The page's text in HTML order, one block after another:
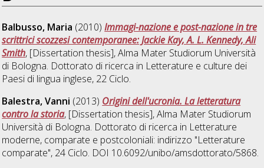
Balbusso, Maria (2010)Immagi-nazione e post-nazione in tre
scrittrici scozzesi contemporanee: Jackie Kay, A. L. Kennedy, Ali
Smith, [Dissertation thesis], Alma Mater Studiorum Università
di Bologna. Dottorato di ricerca in Letterature e culture dei
Paesi di lingua inglese, 22 Ciclo.
Balestra, Vanni (2013) Origini dell'ucronia. La letteratura
contro la storia, [Dissertation thesis], Alma Mater Studiorum
Università di Bologna. Dottorato di ricerca in Letterature
moderne, comparate e postcoloniali: indirizzo "Letterature
comparate", 24 Ciclo. DOI 10.6092/unibo/amsdottorato/5868.